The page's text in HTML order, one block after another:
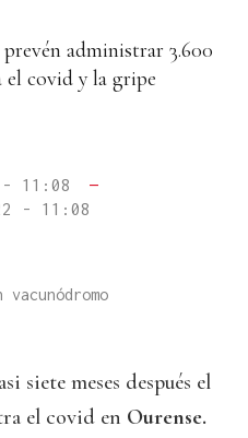
administrar 3.600
el covid y la gripe
- 11:08
—
- 11:08
siete meses después el
el covid en Ourense.